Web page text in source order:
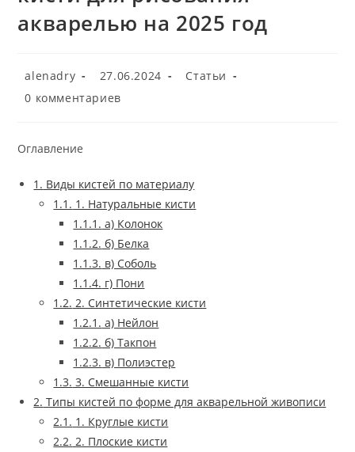
акварелью на 2025 год
Автор
alenadry
Запись
27.06.2024
Рубрика
Статьи
Комментарии
0 комментариев
Оглавление
1. Виды кистей по материалу
1.1. 1. Натуральные кисти
1.1.1. а) Колонок
1.1.2. б) Белка
1.1.3. в) Соболь
1.1.4. г) Пони
1.2. 2. Синтетические кисти
1.2.1. а) Нейлон
1.2.2. б) Такпон
1.2.3. в) Полиэстер
1.3. 3. Смешанные кисти
2. Типы кистей по форме для акварельной живописи
2.1. 1. Круглые кисти
2.2. 2. Плоские кисти